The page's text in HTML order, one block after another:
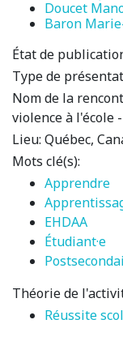
Doucet
Baron
État de
Type de
Nom de la
violence à l'école -
Lieu: Québec,
Mots clé(s):
Apprendre
EHDAA
Étudiant·e
Théorie de
Réussite